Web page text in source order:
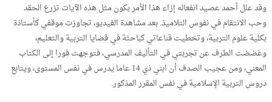
وقد علل أحمد عصيد انفعاله إزاء هذا الأمر بكون مثل هذه الآيات تزرع الحقد
وحب الانتقام في نفوس التلاميذ. بعد مشاهدة الفيديو، تجاوزت موقفي كأستاذة
بكلية علوم التربية، وتخطيت قناعاتي كباحثة في قضايا التربية والتعليم،
وغضضت الطرف عن تجربتي في التأليف المدرسي، فتوجهت فورا إلى الكتاب
المعني، ومن عجيب الصدف أن ابني ذي 14 عاما يدرس في نفس المستوى، ويتابع
دروس التربية الإسلامية في نفس المقرر المذكور.